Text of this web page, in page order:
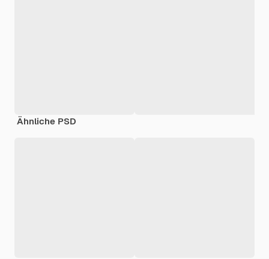
Ähnliche PSD